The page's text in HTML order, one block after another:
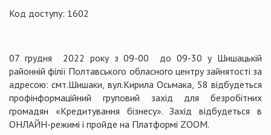
Код доступу: 1602
07 грудня 2022 року з 09-00 до 09-30 у Шишацькій
районній філії Полтавського обласного центру зайнятості за
адресою: смт.Шишаки, вул.Кирила Осьмака, 58 відбудеться
профінформаційний груповий захід для безробітних
громадян «Кредитування бізнесу». Захід відбудеться в
ОНЛАЙН-режимі і пройде на Платформі ZOOM.